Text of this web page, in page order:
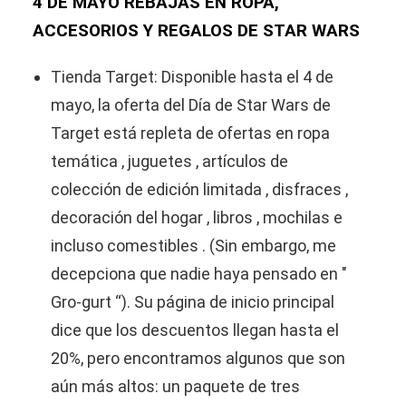
ACCESORIOS Y REGALOS DE STAR WARS
Tienda Target: Disponible hasta el 4 de
mayo, la oferta del Día de Star Wars de
Target está repleta de ofertas en ropa
temática , juguetes , artículos de
colección de edición limitada , disfraces ,
decoración del hogar , libros , mochilas e
incluso comestibles . (Sin embargo, me
decepciona que nadie haya pensado en "
Gro-gurt “). Su página de inicio principal
dice que los descuentos llegan hasta el
20%, pero encontramos algunos que son
aún más altos: un paquete de tres